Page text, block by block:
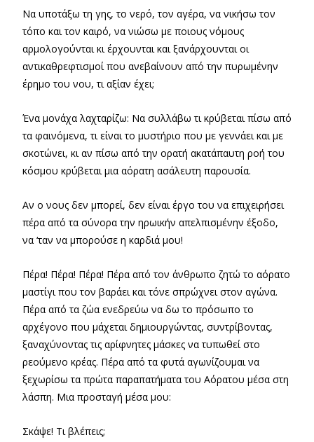
Να υποτάξω τη γης, το νερό, τον αγέρα, να νικήσω τον
τόπο και τον καιρό, να νιώσω με ποιους νόμους
αρμολογούνται κι έρχουνται και ξανάρχουνται οι
αντικαθρεφτισμοί που ανεβαίνουν από την πυρωμένην
έρημο του νου, τι αξίαν έχει;
Ένα μονάχα λαχταρίζω: Να συλλάβω τι κρύβεται πίσω από
τα φαινόμενα, τι είναι το μυστήριο που με γεννάει και με
σκοτώνει, κι αν πίσω από την ορατή ακατάπαυτη ροή του
κόσμου κρύβεται μια αόρατη ασάλευτη παρουσία.
Αν ο νους δεν μπορεί, δεν είναι έργο του να επιχειρήσει
πέρα από τα σύνορα την ηρωικήν απελπισμένην έξοδο,
να ‘ταν να μπορούσε η καρδιά μου!
Πέρα! Πέρα! Πέρα! Πέρα από τον άνθρωπο ζητώ το αόρατο
μαστίγι που τον βαράει και τόνε σπρώχνει στον αγώνα.
Πέρα από τα ζώα ενεδρεύω να δω το πρόσωπο το
αρχέγονο που μάχεται δημιουργώντας, συντρίβοντας,
ξαναχύνοντας τις αρίφνητες μάσκες να τυπωθεί στο
ρεούμενο κρέας. Πέρα από τα φυτά αγωνίζουμαι να
ξεχωρίσω τα πρώτα παραπατήματα του Αόρατου μέσα στη
λάσπη. Μια προσταγή μέσα μου:
Σκάψε! Τι βλέπεις;